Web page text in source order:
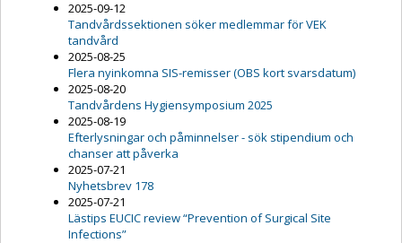
2025-09-12
Tandvårdssektionen söker medlemmar för VEK
tandvård
2025-08-25
Flera nyinkomna SIS-remisser (OBS kort svarsdatum)
2025-08-20
Tandvårdens Hygiensymposium 2025
2025-08-19
Efterlysningar och påminnelser - sök stipendium och
chanser att påverka
2025-07-21
Nyhetsbrev 178
2025-07-21
Lästips EUCIC review “Prevention of Surgical Site
Infections”